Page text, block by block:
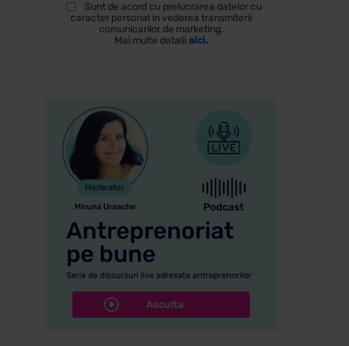
Sunt de acord cu prelucrarea datelor cu
caracter personal in vederea transmiterii
comunicarilor de marketing.
Mai multe detalii aici.